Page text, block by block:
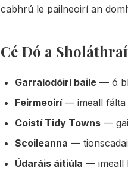
cabhrú le pailneoirí an
Cé Dó a
Garraíodóirí baile — ó
Feirmeoirí— imeall fálta
Coistí Tidy Towns —
Scoileanna —
Údaráis áitiúla — imeall